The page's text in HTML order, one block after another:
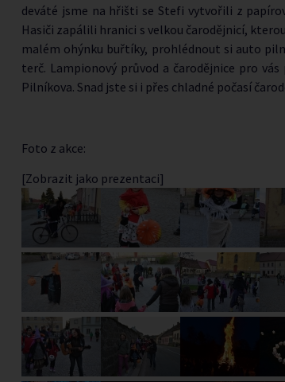
deváté jsme na hřišti se Stefi vytvořili z
Hasiči zapálili hranici s velkou čarodějnicí,
malém ohýnku buřtíky, prohlédnout si auto
terč. Lampionový průvod a čarodějnice pro
Pilníkova. Snad jste si i přes chladné počasí
Foto z akce:
[Zobrazit jako prezentaci]